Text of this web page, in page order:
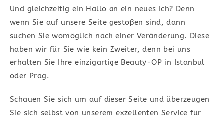
Günstige Preise locken mittlerweile
schon viele Touristen ins Ausland, um
dort eine Operation durchführen zu
lassen.
Und gleichzeitig ein Hallo an ein neues Ich? Denn
wenn Sie auf unsere Seite gestoßen sind, dann
suchen Sie womöglich nach einer Veränderung. Diese
haben wir für Sie wie kein Zweiter, denn bei uns
erhalten Sie Ihre einzigartige Beauty-OP in Istanbul
oder Prag.
Schauen Sie sich um auf dieser Seite und überzeugen
Sie sich selbst von unserem exzellenten Service für